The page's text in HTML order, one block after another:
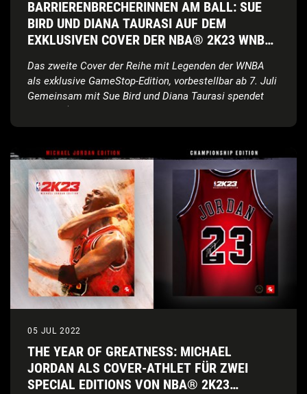
BARRIERENBRECHERINNEN AM BALL: SUE
BIRD UND DIANA TAURASI AUF DEM
EXKLUSIVEN COVER DER NBA® 2K23 WNBA
Das zweite Cover der Reihe mit Legenden der WNBA
als exklusive GameStop-Edition, vorbestellbar ab 7. Juli
Gemeinsam mit Sue Bird und Diana Taurasi spendet
Basketballsports für Jugendliche
05 JUL 2022
THE YEAR OF GREATNESS: MICHAEL
JORDAN ALS COVER-ATHLET FÜR ZWEI
SPECIAL EDITIONS VON NBA® 2K23